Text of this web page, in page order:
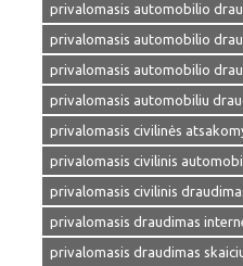
privalomasis automobilio
privalomasis automobilio
privalomasis automobilio
privalomasis automobiliu
privalomasis civilinės
privalomasis civilinis
privalomasis civilinis
privalomasis draudimas
privalomasis draudimas